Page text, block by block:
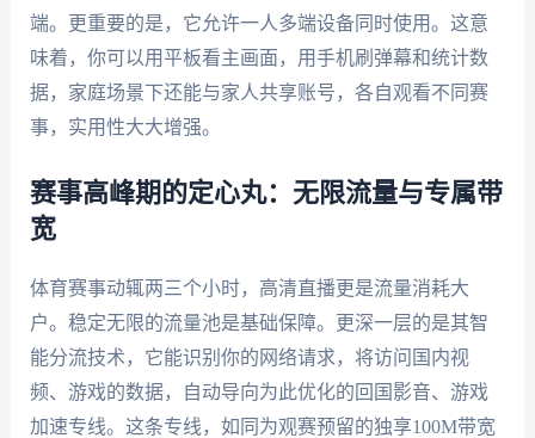
端。更重要的是，它允许一人多端设备同时使用。这意
味着，你可以用平板看主画面，用手机刷弹幕和统计数
据，家庭场景下还能与家人共享账号，各自观看不同赛
事，实用性大大增强。
赛事高峰期的定心丸：无限流量与专属带
宽
体育赛事动辄两三个小时，高清直播更是流量消耗大
户。稳定无限的流量池是基础保障。更深一层的是其智
能分流技术，它能识别你的网络请求，将访问国内视
频、游戏的数据，自动导向为此优化的回国影音、游戏
加速专线。这条专线，如同为观赛预留的独享100M带宽